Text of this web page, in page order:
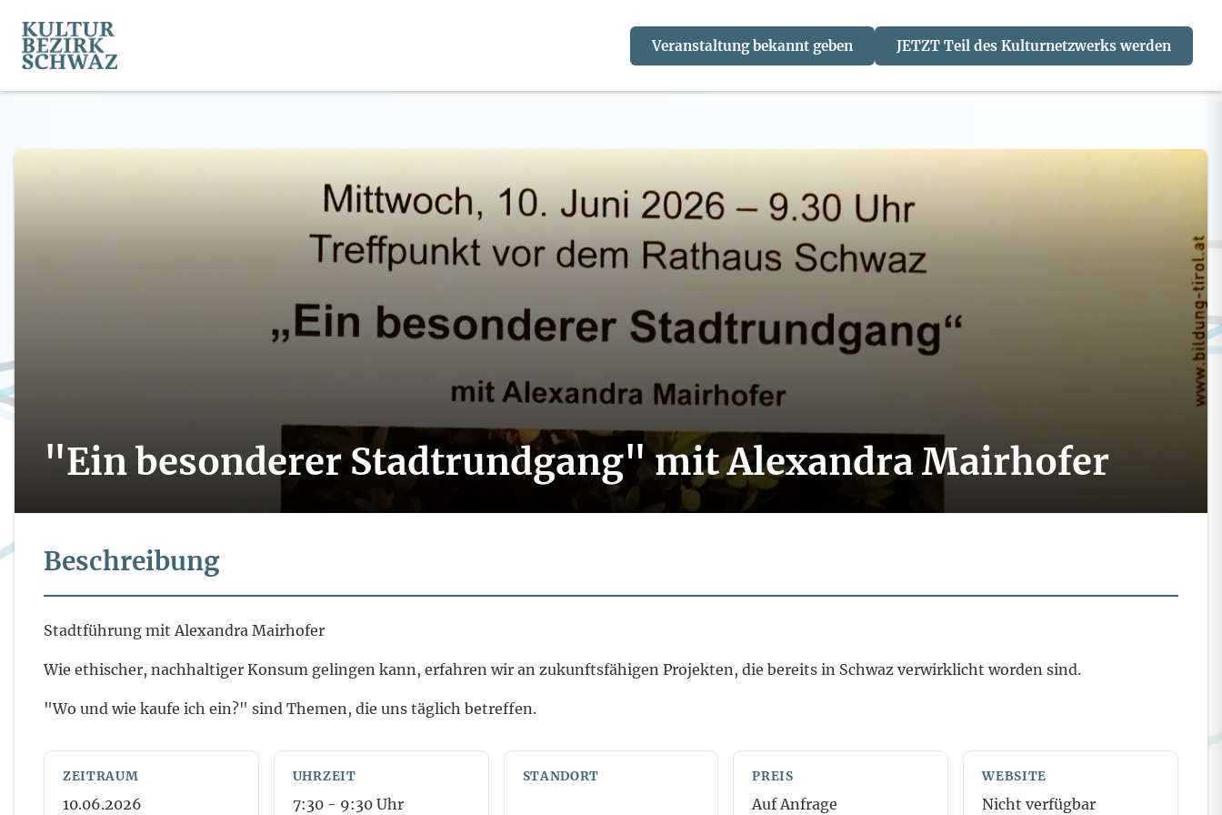
Veranstaltung bekannt geben JETZT Teil des Kulturnetzwerks werden
"Ein besonderer Stadtrundgang" mit Alexandra Mairhofer
Beschreibung
Stadtführung mit Alexandra Mairhofer
Wie ethischer, nachhaltiger Konsum gelingen kann, erfahren wir an zukunftsfähigen Projekten, die bereits in Schwaz verwirklicht worden sind.
"Wo und wie kaufe ich ein?" sind Themen, die uns täglich betreffen.
ZEITRAUM
10.06.2026
UHRZEIT
7:30- 9:30Uhr
STANDORT PREIS
Auf Anfrage
WEBSITE
Nicht verfügbar